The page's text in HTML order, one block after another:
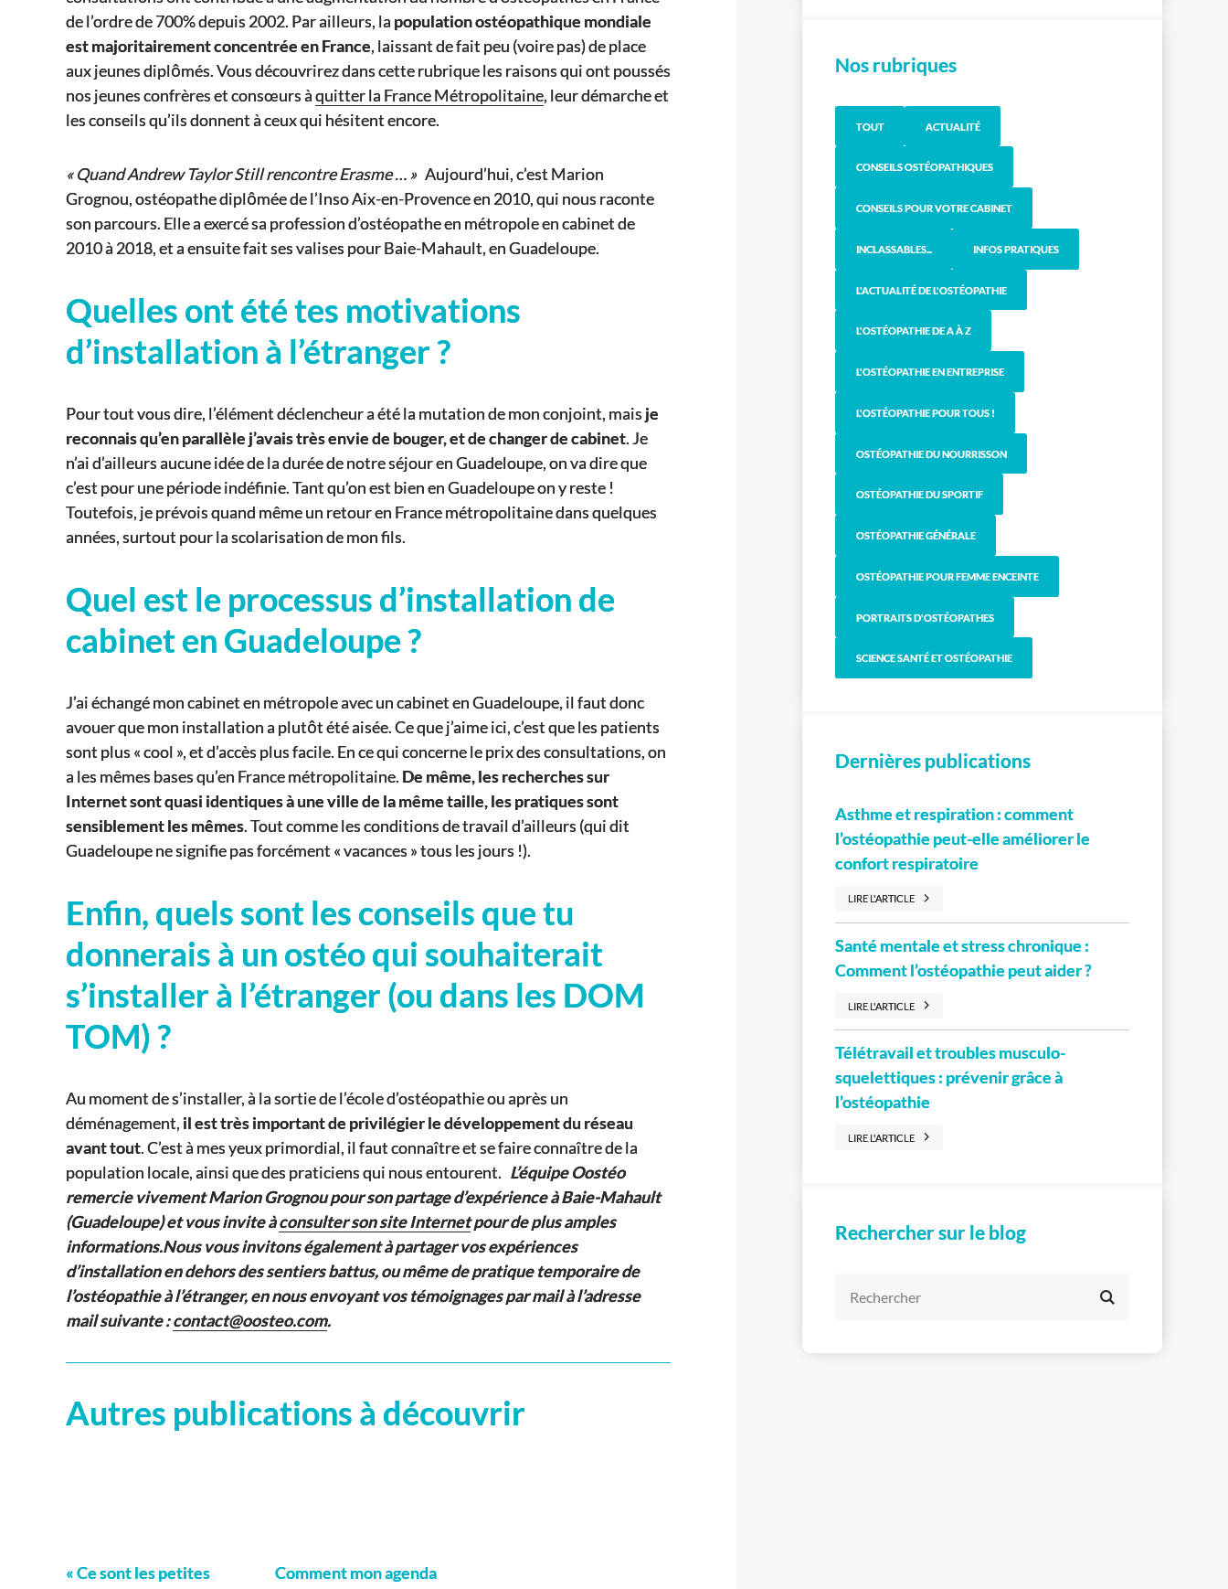
de l’ordre de 700% depuis 2002. Par ailleurs, la population ostéopathique mondiale
est majoritairement concentrée en France, laissant de fait peu (voire pas) de place
aux jeunes diplômés. Vous découvrirez dans cette rubrique les raisons qui ont poussés
nos jeunes confrères et consœurs àquitter la France Métropolitaine, leur démarche et
les conseils qu’ils donnent à ceux qui hésitent encore.
« Quand Andrew Taylor Still rencontre Erasme … »Aujourd’hui, c’est Marion
Grognou, ostéopathe diplômée de l’Inso Aix-en-Provence en 2010, qui nous raconte
son parcours. Elle a exercé sa profession d’ostéopathe en métropole en cabinet de
2010 à 2018, et a ensuite fait ses valises pour Baie-Mahault, en Guadeloupe.
Quelles ont été tes motivations
d’installation à l’étranger ?
Pour tout vous dire, l’élément déclencheur a été la mutation de mon conjoint, mais je
reconnais qu’en parallèle j’avais très envie de bouger, et de changer de cabinet. Je
n’ai d’ailleurs aucune idée de la durée de notre séjour en Guadeloupe, on va dire que
c’est pour une période indéfinie. Tant qu’on est bien en Guadeloupe on y reste !
Toutefois, je prévois quand même un retour en France métropolitaine dans quelques
années, surtout pour la scolarisation de mon fils.
Quel est le processus d’installation de
cabinet en Guadeloupe ?
J’ai échangé mon cabinet en métropole avec un cabinet en Guadeloupe, il faut donc
avouer que mon installation a plutôt été aisée. Ce que j’aime ici, c’est que les patients
sont plus « cool », et d’accès plus facile. En ce qui concerne le prix des consultations, on
a les mêmes bases qu’en France métropolitaine. De même, les recherches sur
Internet sont quasi identiques à une ville de la même taille, les pratiques sont
sensiblement les mêmes. Tout comme les conditions de travail d’ailleurs (qui dit
Guadeloupe ne signifie pas forcément « vacances » tous les jours !).
Enfin, quels sont les conseils que tu
donnerais à un ostéo qui souhaiterait
s’installer à l’étranger (ou dans les DOM
TOM) ?
Au moment de s’installer, à la sortie de l’école d’ostéopathie ou après un
déménagement, il est très important de privilégier le développement du réseau
avant tout. C’est à mes yeux primordial, il faut connaître et se faire connaître de la
population locale, ainsi que des praticiens qui nous entourent. L’équipe Oostéo
remercie vivement Marion Grognou pour son partage d’expérience à Baie-Mahault
(Guadeloupe) et vous invite àconsulter son site Internetpour de plus amples
informations.Nous vous invitons également à partager vos expériences
d’installation en dehors des sentiers battus, ou même de pratique temporaire de
l’ostéopathie à l’étranger, en nous envoyant vos témoignages par mail à l’adresse
mail suivante :contact@oosteo.com.
Autres publications à découvrir
« Ce sont les petites
Comment mon agenda
Nos rubriques
TOUT ACTUALITÉ
CONSEILS OSTÉOPATHIQUES
CONSEILS POUR VOTRE CABINET
INCLASSABLES... INFOS PRATIQUES
L'ACTUALITÉ DE L'OSTÉOPATHIE
L'OSTÉOPATHIE DE A À Z
L'OSTÉOPATHIE EN ENTREPRISE
L'OSTÉOPATHIE POUR TOUS !
OSTÉOPATHIE DU NOURRISSON
OSTÉOPATHIE DU SPORTIF
OSTÉOPATHIE GÉNÉRALE
OSTÉOPATHIE POUR FEMME ENCEINTE
PORTRAITS D'OSTÉOPATHES
SCIENCE SANTÉ ET OSTÉOPATHIE
Dernières publications
Asthme et respiration : comment
l’ostéopathie peut-elle améliorer le
confort respiratoire
LIRE L'ARTICLE
Santé mentale et stress chronique :
Comment l’ostéopathie peut aider ?
LIRE L'ARTICLE
Télétravail et troubles musculo-
squelettiques : prévenir grâce à
l’ostéopathie
LIRE L'ARTICLE
Rechercher sur le blog